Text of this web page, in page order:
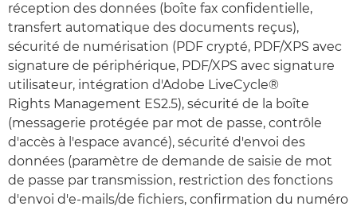
réception des données (boîte fax confidentielle,
transfert automatique des documents reçus),
sécurité de numérisation (PDF crypté, PDF/XPS avec
signature de périphérique, PDF/XPS avec signature
utilisateur, intégration d'Adobe LiveCycle®
Rights Management ES2.5), sécurité de la boîte
(messagerie protégée par mot de passe, contrôle
d'accès à l'espace avancé), sécurité d'envoi des
données (paramètre de demande de saisie de mot
de passe par transmission, restriction des fonctions
d'envoi d'e-mails/de fichiers, confirmation du numéro